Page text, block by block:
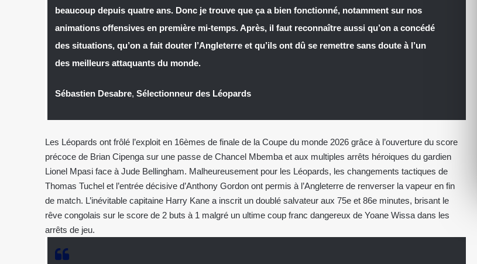
beaucoup depuis quatre ans. Donc je trouve que ça a bien fonctionné, notamment sur nos
animations offensives en première mi-temps. Après, il faut reconnaître aussi qu’on a concédé
des situations, qu’on a fait douter l’Angleterre et qu’ils ont dû se remettre sans doute à l’un
des meilleurs attaquants du monde.
Sébastien Desabre,Sélectionneur des Léopards
Les Léopards ont frôlé l’exploit en 16èmes de finale de la Coupe du monde 2026 grâce à l’ouverture du score
précoce de Brian Cipenga sur une passe de Chancel Mbemba et aux multiples arrêts héroiques du gardien
Lionel Mpasi face à Jude Bellingham. Malheureusement pour les Léopards, les changements tactiques de
Thomas Tuchel et l’entrée décisive d’Anthony Gordon ont permis à l’Angleterre de renverser la vapeur en fin
de match. L’inévitable capitaine Harry Kane a inscrit un doublé salvateur aux 75e et 86e minutes, brisant le
rêve congolais sur le score de 2 buts à 1 malgré un ultime coup franc dangereux de Yoane Wissa dans les
arrêts de jeu.